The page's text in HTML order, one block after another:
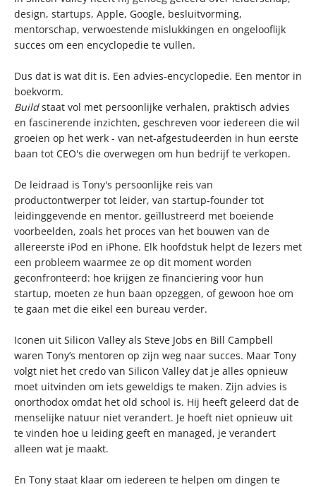
design, startups, Apple, Google, besluitvorming,
mentorschap, verwoestende mislukkingen en ongelooflijk
succes om een encyclopedie te vullen.
Dus dat is wat dit is. Een advies-encyclopedie. Een mentor in
boekvorm.
Buildstaat vol met persoonlijke verhalen, praktisch advies
en fascinerende inzichten, geschreven voor iedereen die wil
groeien op het werk - van net-afgestudeerden in hun eerste
baan tot CEO's die overwegen om hun bedrijf te verkopen.
De leidraad is Tony's persoonlijke reis van
productontwerper tot leider, van startup-founder tot
leidinggevende en mentor, geïllustreerd met boeiende
voorbeelden, zoals het proces van het bouwen van de
allereerste iPod en iPhone. Elk hoofdstuk helpt de lezers met
een probleem waarmee ze op dit moment worden
geconfronteerd: hoe krijgen ze financiering voor hun
startup, moeten ze hun baan opzeggen, of gewoon hoe om
te gaan met die eikel een bureau verder.
Iconen uit Silicon Valley als Steve Jobs en Bill Campbell
waren Tony’s mentoren op zijn weg naar succes. Maar Tony
volgt niet het credo van Silicon Valley dat je alles opnieuw
moet uitvinden om iets geweldigs te maken. Zijn advies is
onorthodox omdat het old school is. Hij heeft geleerd dat de
menselijke natuur niet verandert. Je hoeft niet opnieuw uit
te vinden hoe u leiding geeft en managed, je verandert
alleen wat je maakt.
En Tony staat klaar om iedereen te helpen om dingen te